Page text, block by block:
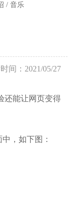
/ 音乐
间：2021/05/27
还能让网页变得
，如下图：